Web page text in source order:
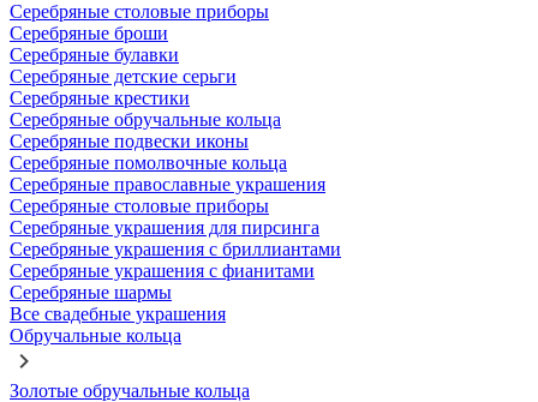
Серебряные столовые приборы
Серебряные броши
Серебряные булавки
Серебряные детские серьги
Серебряные крестики
Серебряные обручальные кольца
Серебряные подвески иконы
Серебряные помолвочные кольца
Серебряные православные украшения
Серебряные столовые приборы
Серебряные украшения для пирсинга
Серебряные украшения с бриллиантами
Серебряные украшения с фианитами
Серебряные шармы
Все свадебные украшения
Обручальные кольца
Золотые обручальные кольца